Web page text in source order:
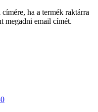
ha a termék raktárra
megadni email címét.